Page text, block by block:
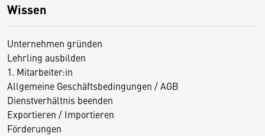
Wissen
Unternehmen gründen
Lehrling ausbilden
1. Mitarbeiter:in
Allgemeine Geschäftsbedingungen / AGB
Dienstverhältnis beenden
Exportieren / Importieren
Förderungen